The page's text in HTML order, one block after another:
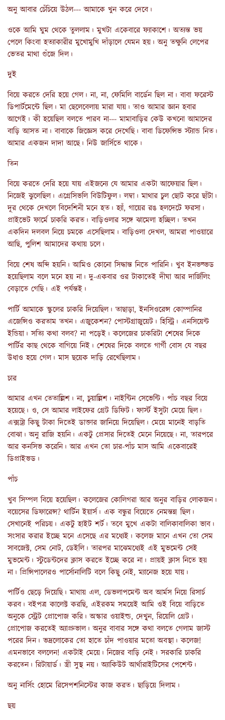
অনু আবার চেঁচিয়ে উঠল--- আমাকে খুন করে দেবে।
ওকে আমি ঘুম থেকে তুললাম। মুখটা একেবারে ফ্যাকাশে। অত্যন্ত ভয়
পেলে কিংবা হত্যাকারীর মুখোমুখি দাঁড়ালে যেমন হয়। অনু তক্ষুনি লেপের
ভেতর মাথা গুঁজে দিল।
দুই
বিয়ে করতে দেরি হয়ে গেল। না, না, ফেমিলি বার্ডেন ছিল না। বাবা ফরেস্ট
ডিপার্টমেন্টে ছিল। মা ছেলেবেলায় মারা যায়। তাও আমার জ্ঞান হবার
আগেই। কী হয়েছিল বলতে পারব না--- মামাবাড়ির কেউ কখনো আমাদের
বাড়ি আসত না। বাবাকে জিজ্ঞেস করে দেখেছি। বাবা ডিফেন্সিভ স্ট্যান্ড নিত।
আমার একজন দাদা আছে। নিউ জার্সিতে থাকে।
তিন
বিয়ে করতে দেরি হয়ে যায় এইজন্যে যে আমার একটা আফেয়ার ছিল।
নিজেই ঝুলেছিল। এগ্রেসিভলি বিউটিফুল। লম্বা। মাথার চুল ছোট করে ছাঁটা।
দূর থেকে দেখলে বিদেশিনী মনে হত। হ্যাঁ, গায়ের রঙ হলদেটে ফরসা।
প্রাইভেট ফার্মে চাকরি করত। বাড়িওলার সঙ্গে ঝামেলা হচ্ছিল। তখন
একদিন দলবল নিয়ে চমকে এসেছিলাম। বাড়িওলা দেখল, আমরা পাওয়ারে
আছি, পুলিশ আমাদের কথায় চলে।
বিয়ে শেষ অব্দি হয়নি। আমিও কোনো সিদ্ধান্ত নিতে পারিনি। খুব ইনভল্ভড
হয়েছিলাম বলে মনে হয় না। দু-একবার ওর টাকাতেই দীঘা আর দার্জিলিং
বেড়াতে গেছি। এই পর্যন্তই।
পার্টি আমাকে স্কুলের চাকরি দিয়েছিল। তাছাড়া, ইনসিওরেন্স কোম্পানির
এজেন্সিও করতাম তখন। এজুকেশন? পোস্টগ্রাজুয়েট। হিস্ট্রি। এনসিয়েন্ট
ইন্ডিয়া। সত্যি কথা বলব? না পড়েই। কলেজের চাকরিটা শেষের দিকে
পার্টির কাছ থেকে বাগিয়ে নিই। শেষের দিকে বলতে গার্গী বোস যে বছর
উধাও হয়ে গেল। মাস ছয়েক দাড়ি রেখেছিলাম।
চার
আমার এখন তেতাল্লিশ। না, চুয়াল্লিশ। নাইন্টিন সেভেন্টি। পাঁচ বছর বিয়ে
হয়েছে। ও, সে আমার লাইফের গ্রেট ডিফিট। ফার্স্ট ইসুটা মেয়ে ছিল।
এক্সট্রা কিছু টাকা দিতেই ডাক্তার জানিয়ে দিয়েছিল। মেয়ে মানেই বাড়তি
বোঝা। অনু রাজি হয়নি। একটু প্রেসার দিতেই মেনে নিয়েছে। না, তারপরে
আর কনসিভ করেনি। আর এখন তো চার-পাঁচ মাস আমি একেবারেই
ডিপ্রাইভড।
পাঁচ
খুব সিম্পল বিয়ে হয়েছিল। কলেজের কোলিগরা আর অনুর বাড়ির লোকজন।
বয়েসের ডিফারেন্স? থার্টিন ইয়ার্স। এক বন্ধুর বিয়েতে নেমন্তন্ন ছিল।
সেখানেই পরিচয়। একটু হাইট শর্ট। তবে মুখে একটা বালিকাবালিকা ভাব।
সংসার করার ইচ্ছে মনে এসেছে এর মধ্যেই। কলেজ মানে এখন তো সেম
সাবজেক্ট, সেম নোট, ডেইলি। তারপর মাঝেমধ্যেই এই মুভমেন্ট সেই
মুভমেন্ট। স্টুডেন্টদের ক্লাস করতে ইচ্ছে করে না। প্রায়ই ক্লাস নিতে হয়
না। প্রিন্সিপালেরও পার্সোনালিটি বলে কিছু নেই, ম্যানেজ হয়ে যায়।
পার্টিও ছেড়ে দিয়েছি। মাথায় এল, ডেভলাপমেন্ট অব আর্মস নিয়ে রিসার্চ
করব। বইপত্র কালেক্ট করছি, এইরকম সময়েই আমি ওই বিয়ে বাড়িতে
অনুকে স্ট্রেট প্রোপোজ করি। অস্কার ওয়াইল্ড, দেখু্‌ন, রিয়েলি গ্রেট।
প্রোপোজ করতেই অ্যাপ্রুভাল। অনুর বাবার সঙ্গে কথা বলতে গেলাম জাস্ট
পরের দিন। ভদ্রলোকের তো হাতে চাঁদ পাওয়ার মতো অবস্থা। কলেজ!
এমনভাবে বললেন! একটাই মেয়ে। নিজের বাড়ি নেই। সরকারি চাকরি
করতেন। রিটায়ার্ড। স্ত্রী সুস্থ নয়। অ্যাকিউট আর্থারাইটিসের পেশেন্ট।
অনু নার্সিং হোমে রিসেপশনিস্টের কাজ করত। ছাড়িয়ে দিলাম।
ছয়